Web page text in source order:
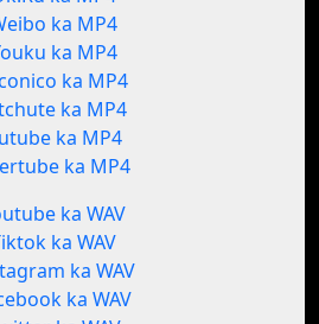
ka MP4
ka MP4
ka MP4
ka MP4
ka MP4
ka MP4
ka WAV
ka WAV
ka WAV
ka WAV